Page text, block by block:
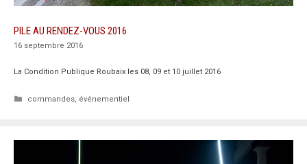
PILE AU RENDEZ-VOUS 2016
16 septembre 2016
La Condition Publique Roubaix les 08, 09 et 10 juillet 2016
Catégories
commandes, événementiel